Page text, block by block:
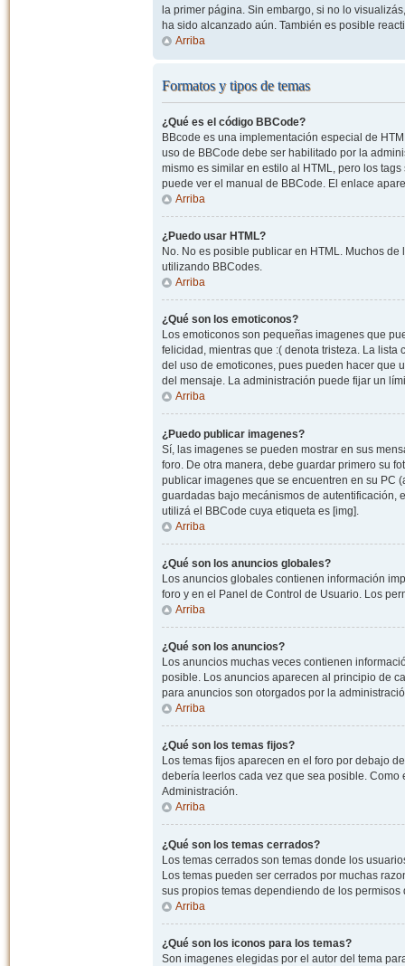
la primer página. Sin embargo, si no lo
ha sido alcanzado aún. También es posible
Arriba
Formatos y tipos de temas
¿Qué es el código BBCode?
BBcode es una implementación especial de
uso de BBCode debe ser habilitado por la
mismo es similar en estilo al HTML, pero los
puede ver el manual de BBCode. El enlace
Arriba
¿Puedo usar HTML?
No. No es posible publicar en HTML. Muchos
utilizando BBCodes.
Arriba
¿Qué son los emoticonos?
Los emoticonos son pequeñas imagenes que
felicidad, mientras que :( denota tristeza. La
del uso de emoticones, pues pueden hacer que
del mensaje. La administración puede fijar un
Arriba
¿Puedo publicar imagenes?
Sí, las imagenes se pueden mostrar en sus
foro. De otra manera, debe guardar primero su
publicar imagenes que se encuentren en su PC
guardadas bajo mecánismos de autentificación,
utilizá el BBCode cuya etiqueta es [img].
Arriba
¿Qué son los anuncios globales?
Los anuncios globales contienen información
foro y en el Panel de Control de Usuario. Los
Arriba
¿Qué son los anuncios?
Los anuncios muchas veces contienen
posible. Los anuncios aparecen al principio de
para anuncios son otorgados por la
Arriba
¿Qué son los temas fijos?
Los temas fijos aparecen en el foro por debajo
debería leerlos cada vez que sea posible.
Administración.
Arriba
¿Qué son los temas cerrados?
Los temas cerrados son temas donde los
Los temas pueden ser cerrados por muchas
sus propios temas dependiendo de los
Arriba
¿Qué son los iconos para los temas?
Son imagenes elegidas por el autor del tema